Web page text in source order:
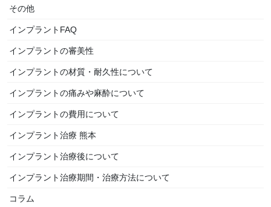
その他
インプラントFAQ
インプラントの審美性
インプラントの材質・耐久性について
インプラントの痛みや麻酔について
インプラントの費用について
インプラント治療 熊本
インプラント治療後について
インプラント治療期間・治療方法について
コラム